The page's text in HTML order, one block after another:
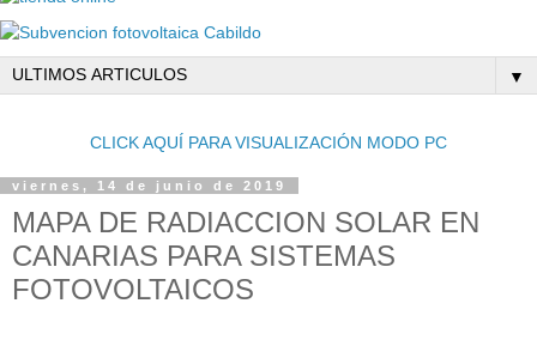
▼
CLICK AQUÍ PARA VISUALIZACIÓN MODO PC
viernes, 14 de junio de 2019
MAPA DE RADIACCION SOLAR EN
CANARIAS PARA SISTEMAS
FOTOVOLTAICOS